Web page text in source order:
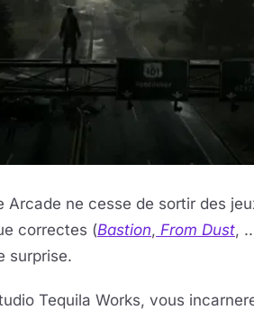
Arcade ne cesse de sortir des
correctes (Bastion, From Dust,
surprise.
Tequila Works, vous